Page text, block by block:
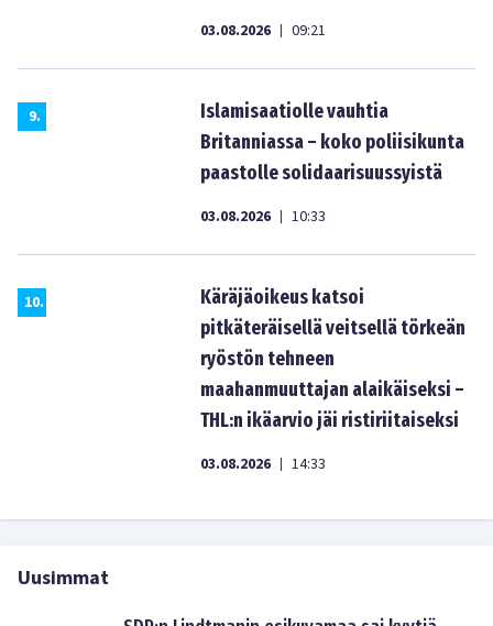
03.08.2026 | 09:21
9.
Islamisaatiolle vauhtia
Britanniassa – koko poliisikunta
paastolle solidaarisuussyistä
03.08.2026 | 10:33
10.
Käräjäoikeus katsoi
pitkäteräisellä veitsellä törkeän
ryöstön tehneen
maahanmuuttajan alaikäiseksi –
THL:n ikäarvio jäi ristiriitaiseksi
03.08.2026 | 14:33
Uusimmat